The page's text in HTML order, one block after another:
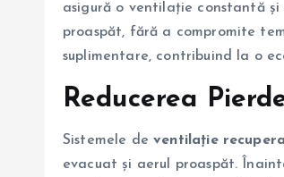
asigură o ventilație constantă
proaspăt, fără a compromite
suplimentare, contribuind la o
Reducerea
Sistemele deventilație
evacuat și aerul proaspăt.